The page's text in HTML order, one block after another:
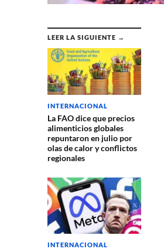
LEER LA SIGUIENTE →
INTERNACIONAL
La FAO dice que precios
alimenticios globales
repuntaron en julio por
olas de calor y conflictos
regionales
INTERNACIONAL